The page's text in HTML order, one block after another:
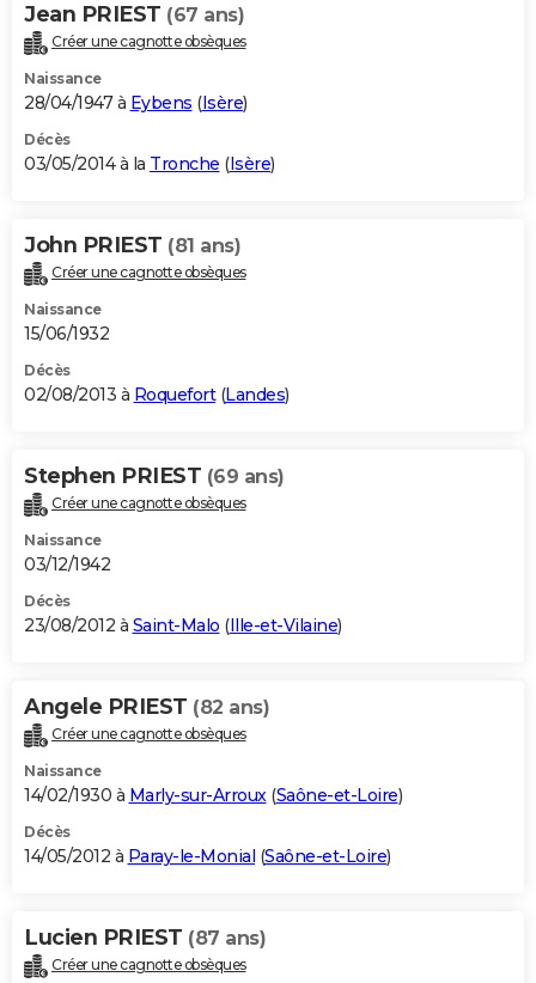
Jean PRIEST (67 ans)
Créer une cagnotte obsèques
Naissance
28/04/1947 à Eybens (Isère)
Décès
03/05/2014 à la Tronche (Isère)
John PRIEST (81 ans)
Créer une cagnotte obsèques
Naissance
15/06/1932
Décès
02/08/2013 à Roquefort(Landes)
Stephen PRIEST (69 ans)
Créer une cagnotte obsèques
Naissance
03/12/1942
Décès
23/08/2012 à Saint-Malo (Ille-et-Vilaine)
Angele PRIEST (82 ans)
Créer une cagnotte obsèques
Naissance
14/02/1930 à Marly-sur-Arroux(Saône-et-Loire)
Décès
14/05/2012 à Paray-le-Monial (Saône-et-Loire)
Lucien PRIEST (87 ans)
Créer une cagnotte obsèques